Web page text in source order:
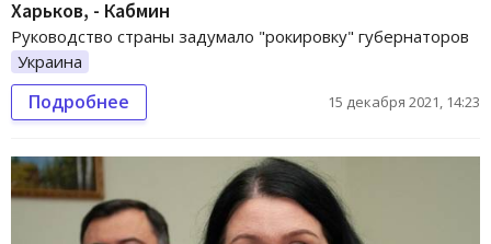
Харьков, - Кабмин
Руководство страны задумало "рокировку" губернаторов
Украина
Подробнее 15 декабря 2021, 14:23